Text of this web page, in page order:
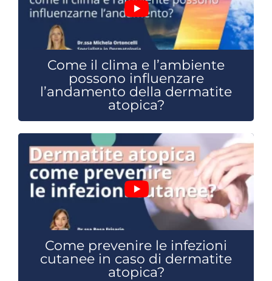
Come il clima e l’ambiente
possono influenzare
l’andamento della dermatite
atopica?
Come prevenire le infezioni
cutanee in caso di dermatite
atopica?